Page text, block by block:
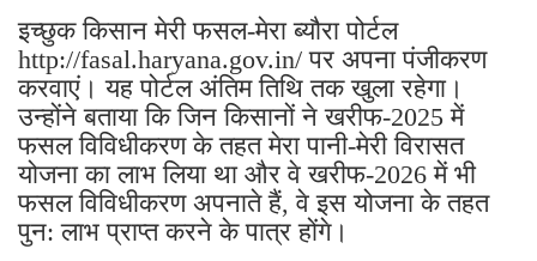
इच्छुक किसान मेरी फसल-मेरा ब्यौरा पोर्टल
http://fasal.haryana.gov.in/ पर अपना पंजीकरण
करवाएं। यह पोर्टल अंतिम तिथि तक खुला रहेगा।
उन्होंने बताया कि जिन किसानों ने खरीफ-2025 में
फसल विविधीकरण के तहत मेरा पानी-मेरी विरासत
योजना का लाभ लिया था और वे खरीफ-2026 में भी
फसल विविधीकरण अपनाते हैं, वे इस योजना के तहत
पुन: लाभ प्राप्त करने के पात्र होंगे।